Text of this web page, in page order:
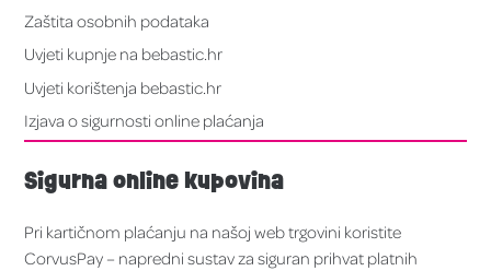
Zaštita osobnih podataka
Uvjeti kupnje na bebastic.hr
Uvjeti korištenja bebastic.hr
Izjava o sigurnosti online plaćanja
Sigurna online kupovina
Pri kartičnom plaćanju na našoj web trgovini koristite
CorvusPay – napredni sustav za siguran prihvat platnih